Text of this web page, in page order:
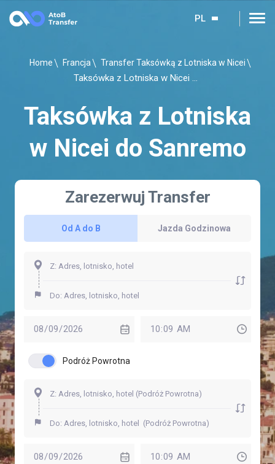
PL
Home Francja Transfer Taksówką z Lotniska w Nicei
Taksówka z Lotniska w Nicei do Sanremo
Taksówka z Lotniska
w Nicei do Sanremo
Zarezerwuj Transfer
Od A do B Jazda Godzinowa
Podróż Powrotna